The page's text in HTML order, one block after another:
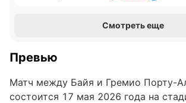
Смотреть еще
Превью
Матч между Байя и Гремио Порту-
состоится 17 мая 2026 года на